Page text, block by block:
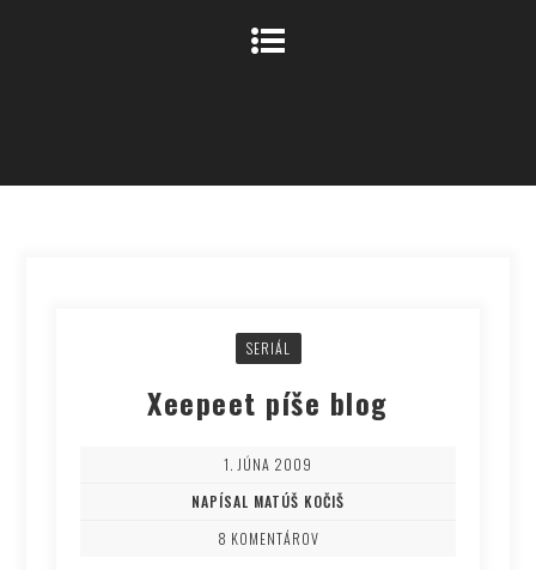
SERIÁL
Xeepeet píše blog
1. JÚNA 2009
NAPÍSAL MATÚŠ KOČIŠ
8 KOMENTÁROV